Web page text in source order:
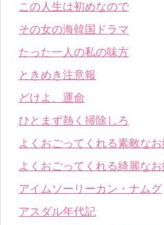
この人生は初めなので
その女の海韓国ドラマ
たった一人の私の味方
ときめき注意報
どけよ、運命
ひとまず熱く掃除しろ
よくおごってくれる素敵な
よくおごってくれる綺麗な
アイムソーリーカン・ナムグ
アスダル年代記